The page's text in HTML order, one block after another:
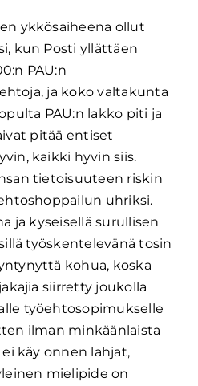
ykkösaiheena ollut
kun Posti yllättäen
PAU:n
ja koko valtakunta
PAU:n lakko piti ja
pitää entiset
kaikki hyvin siis.
tietoisuuteen riskin
uhriksi.
ja kyseisellä surullisen
työskentelevänä tosin
kohua, koska
siirretty joukolla
työehtosopimukselle
ilman minkäänlaista
käy onnen lahjat,
mielipide on